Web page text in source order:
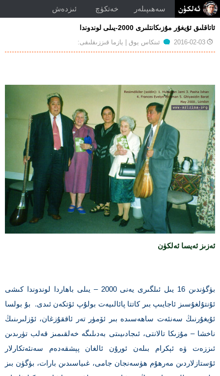
سەھىپىلەر خەتكۈچ ئىزدەش
ئاتاقلىق ئۇيغۇر مۇزىكانتلىرى 2000-يىلى لوندوندا
2016-02-03
توغرۇلۇق
يىلى
لوندوندا
ئىنكاس يوق | يازما قىززىقلىقى:
ئەزىز ئەيسا ئەلكۈن
بۈگۈندىن 16 يىل ئىلگىرى يەنى 2000 – يىلى باھاردا لوندوندا كىشى
ئۇنتۇلغۇسىز ئاجايىپ بىر كاتتا پائالىيەت بولۇپ ئۆتكەن ئىدى. بۇ بولسا
ئۇيغۇرنىڭ سەنئەت ساھەسىدە بىر ئۆمۈر تەر ئاققۇزغان، ئۆزلىرىنىڭ
ناخشا – مۇزىكا تالانتى، ئىجادىيىتى بەدىلىگە خەلقىمىز قەلب تۈرىدىن
ئىززەت ۋە ئېكرام بىلەن ئورۇن ئالغان پېشقەدەم سەنئەتكارلار
ئۇستازلاردىن مەرھۇم ھۈسەنجان جامى، غىياسىدىن بارات، بۈگۈن بىز